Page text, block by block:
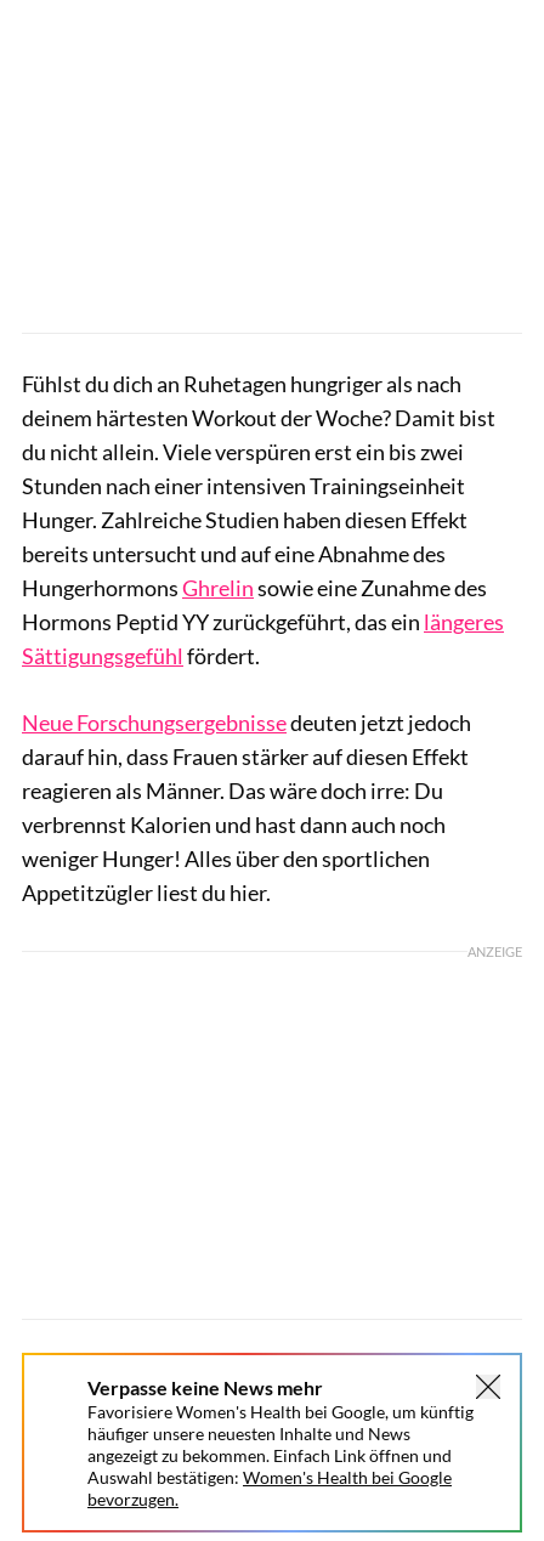
Fühlst du dich an Ruhetagen hungriger als nach
deinem härtesten Workout der Woche? Damit bist
du nicht allein. Viele verspüren erst ein bis zwei
Stunden nach einer intensiven Trainingseinheit
Hunger. Zahlreiche Studien haben diesen Effekt
bereits untersucht und auf eine Abnahme des
HungerhormonsGhrelinsowie eine Zunahme des
Hormons Peptid YY zurückgeführt, das ein längeres
Sättigungsgefühl fördert.
Neue Forschungsergebnissedeuten jetzt jedoch
darauf hin, dass Frauen stärker auf diesen Effekt
reagieren als Männer. Das wäre doch irre: Du
verbrennst Kalorien und hast dann auch noch
weniger Hunger! Alles über den sportlichen
Appetitzügler liest du hier.
ANZEIGE
Verpasse keine News mehr
Favorisiere Women's Health bei Google, um künftig
häufiger unsere neuesten Inhalte und News
angezeigt zu bekommen. Einfach Link öffnen und
Auswahl bestätigen: Women's Health bei Google
bevorzugen.